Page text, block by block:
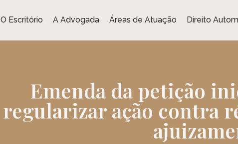
O Escritório A Advogada Áreas de Atuação Direito
Emenda da petição
regularizar ação contra